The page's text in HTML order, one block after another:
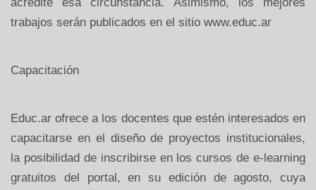
trabajos serán publicados en el sitio www.educ.ar
Capacitación
Educ.ar ofrece a los docentes que estén interesados en
capacitarse en el diseño de proyectos institucionales,
la posibilidad de inscribirse en los cursos de e-learning
gratuitos del portal, en su edición de agosto, cuya